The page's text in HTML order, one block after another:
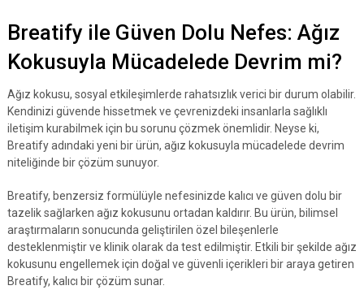
Breatify ile Güven Dolu Nefes: Ağız
Kokusuyla Mücadelede Devrim mi?
Ağız kokusu, sosyal etkileşimlerde rahatsızlık verici bir durum olabilir.
Kendinizi güvende hissetmek ve çevrenizdeki insanlarla sağlıklı
iletişim kurabilmek için bu sorunu çözmek önemlidir. Neyse ki,
Breatify adındaki yeni bir ürün, ağız kokusuyla mücadelede devrim
niteliğinde bir çözüm sunuyor.
Breatify, benzersiz formülüyle nefesinizde kalıcı ve güven dolu bir
tazelik sağlarken ağız kokusunu ortadan kaldırır. Bu ürün, bilimsel
araştırmaların sonucunda geliştirilen özel bileşenlerle
desteklenmiştir ve klinik olarak da test edilmiştir. Etkili bir şekilde ağız
kokusunu engellemek için doğal ve güvenli içerikleri bir araya getiren
Breatify, kalıcı bir çözüm sunar.